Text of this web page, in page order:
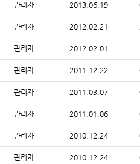
관리자 2013.06.19
관리자 2012.02.21
관리자 2012.02.01
관리자 2011.12.22
관리자 2011.03.07
관리자 2011.01.06
관리자 2010.12.24
관리자 2010.12.24